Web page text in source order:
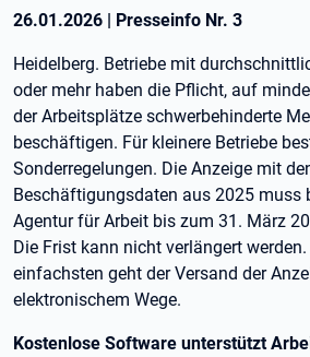
26.01.2026 | Presseinfo Nr. 3
Heidelberg. Betriebe mit
oder mehr haben die Pflicht, auf
der Arbeitsplätze schwerbehinderte
beschäftigen. Für kleinere Betriebe
Sonderregelungen. Die Anzeige mit
Beschäftigungsdaten aus 2025 muss
Agentur für Arbeit bis zum 31. März
Die Frist kann nicht verlängert
einfachsten geht der Versand der
elektronischem Wege.
Kostenlose Software unterstützt